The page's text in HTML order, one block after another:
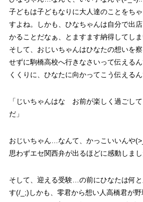
子どもは子どもなりに大人達のことをち
すよね。しかも、ひなちゃんは自分で出
かることだなぁ、とますます納得してしま
そして、おじいちゃんはひなたの想いを
せずに駒橋高校へ行きなさいって伝える
くくりに、ひなたに向かってこう伝えるん
「じいちゃんはな お前が楽しく過ごし
だ」
おじいちゃん…なんて、 かっこいいんや
思わずエセ関西弁が出るほどに感動しま
そして、迎える受験…の前にひなたは何と
す(/_;) しかも、零君から想い人高橋君が